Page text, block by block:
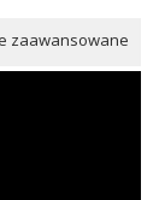
zaawansowane